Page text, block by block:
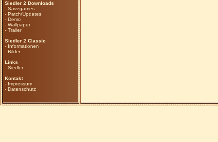
Siedler 2 Downloads
- Savegames
- Patch/Updates
- Demo
- Wallpaper
- Trailer
Siedler 2 Classic
- Informationen
- Bilder
Links
- Siedler
Kontakt
- Impressum
- Datenschutz